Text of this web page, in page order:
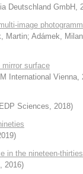
Deutschland GmbH ,
image
Martin; Adámek, Milan
surface
International Vienna,
EDP Sciences, 2018)
)
in the nineteen-thirties
, 2016)